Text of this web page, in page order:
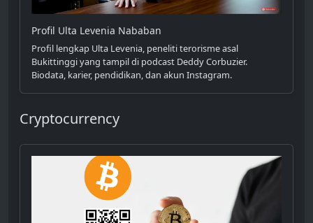
Profil Ulta Levenia Nababan
Profil lengkap Ulta Levenia, peneliti terorisme asal
Bukittinggi yang tampil di podcast Deddy Corbuzier.
Biodata, karier, pendidikan, dan akun Instagram.
Cryptocurrency